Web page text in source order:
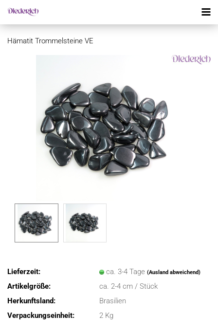
Hämatit Trommelsteine VE
Lieferzeit: ca. 3-4 Tage(Ausland abweichend)
Artikelgröße:
ca. 2-4 cm / Stück
Herkunftsland:
Brasilien
Verpackungseinheit:
2 Kg